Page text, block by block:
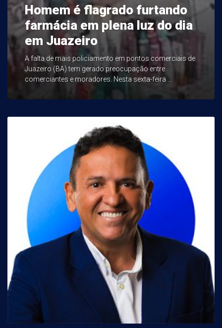
Homem é flagrado furtando
farmácia em plena luz do dia
em Juazeiro
A falta de mais policiamento em pontos comerciais de
Juazeiro (BA) tem gerado preocupação entre
comerciantes e moradores. Nesta sexta-feira ...